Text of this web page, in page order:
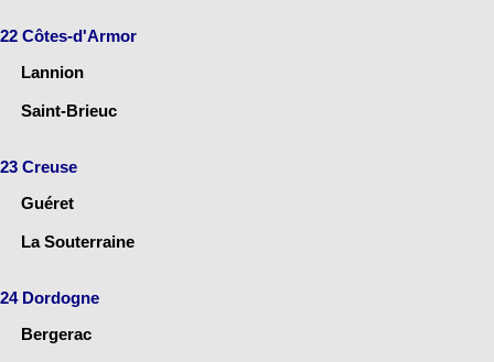
22 Côtes-d'Armor
Lannion
Saint-Brieuc
23 Creuse
Guéret
La Souterraine
24 Dordogne
Bergerac